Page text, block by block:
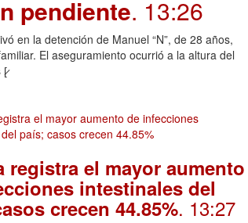
pendiente. 13:26
en la detención de Manuel “N”, de 28 años,
El aseguramiento ocurrió a la altura del
[̷
registra el mayor aumento
intestinales del
crecen 44.85%. 13:27